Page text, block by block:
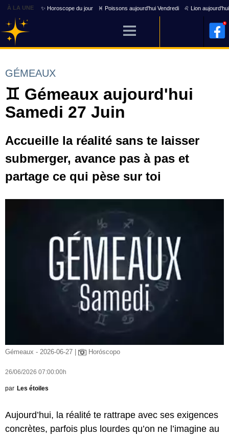
À LA UNE ✨ Horoscope du jour ♓ Poissons aujourd'hui Vendredi ♌ Lion
GÉMEAUX
♊ Gémeaux aujourd'hui
Samedi 27 Juin
Accueille la réalité sans te laisser
submerger, avance pas à pas et
partage ce qui pèse sur toi
Gémeaux - 2026-06-27 | Horóscopo
26/06/2026 07:00:00h
par Les étoiles
Aujourd’hui, la réalité te rattrape avec ses exigences
concrètes, parfois plus lourdes qu’on ne l’imagine au